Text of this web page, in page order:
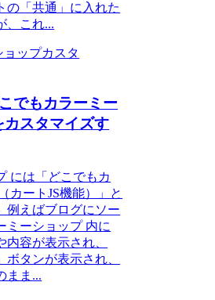
の「共通」に入れた
、これ...
ョップカスタ
でもカラーミー
カスタマイズす
には「どこでもカ
カートJS機能）」と
例えばブログにソー
ミーショップ 内に
容が表示され、
ボタンが表示され、
まま...